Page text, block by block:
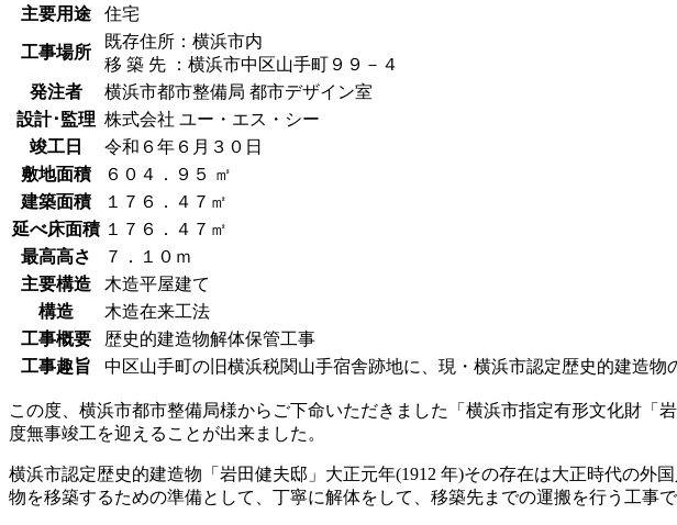
主要用途
住宅
工事場所
既存住所：横浜市内
移 築 先 ：横浜市中区山手町９９－４
発注者
横浜市都市整備局 都市デザイン室
設計･監理 株式会社 ユー・エス・シー
竣工日
令和６年６月３０日
敷地面積
６０４．９５ ㎡
建築面積
１７６．４７㎡
延べ床面積 １７６．４７㎡
最高高さ
７．１０ｍ
主要構造
木造平屋建て
構造
木造在来工法
工事概要
歴史的建造物解体保管工事
工事趣旨
中区山手町の旧横浜税関山手宿舎跡地に、現・横浜市認定歴史的建造物
この度、横浜市都市整備局様からご下命いただきました「横浜市指定有形文化財
度無事竣工を迎えることが出来ました。
横浜市認定歴史的建造物「岩田健夫邸」大正元年(1912 年)その存在は大正時代の
物を移築するための準備として、丁寧に解体をして、移築先までの運搬を行う工事で